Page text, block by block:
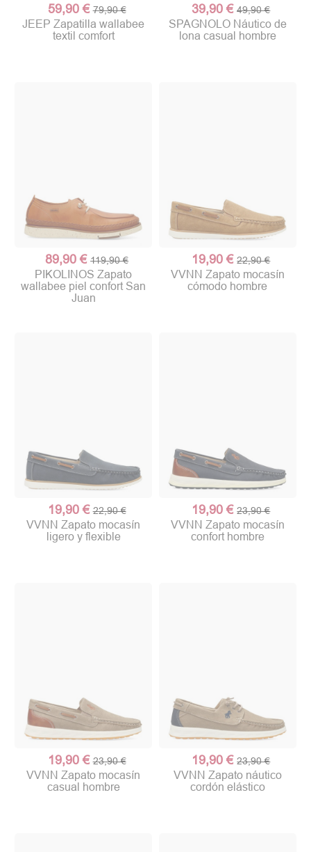
59,90 € 79,90 €
JEEP Zapatilla wallabee
textil comfort
39,90 € 49,90 €
SPAGNOLO Náutico de
lona casual hombre
89,90 € 119,90 €
PIKOLINOS Zapato
wallabee piel confort San
Juan
19,90 € 22,90 €
VVNN Zapato mocasín
cómodo hombre
19,90 € 22,90 €
VVNN Zapato mocasín
ligero y flexible
19,90 € 23,90 €
VVNN Zapato mocasín
confort hombre
19,90 € 23,90 €
VVNN Zapato mocasín
casual hombre
19,90 € 23,90 €
VVNN Zapato náutico
cordón elástico